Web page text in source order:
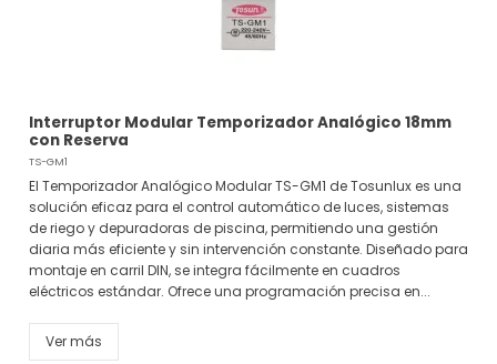
Interruptor Modular Temporizador Analógico 18mm
con Reserva
TS-GM1
El Temporizador Analógico Modular TS-GM1 de Tosunlux es una
solución eficaz para el control automático de luces, sistemas
de riego y depuradoras de piscina, permitiendo una gestión
diaria más eficiente y sin intervención constante. Diseñado para
montaje en carril DIN, se integra fácilmente en cuadros
eléctricos estándar. Ofrece una programación precisa en...
Ver más